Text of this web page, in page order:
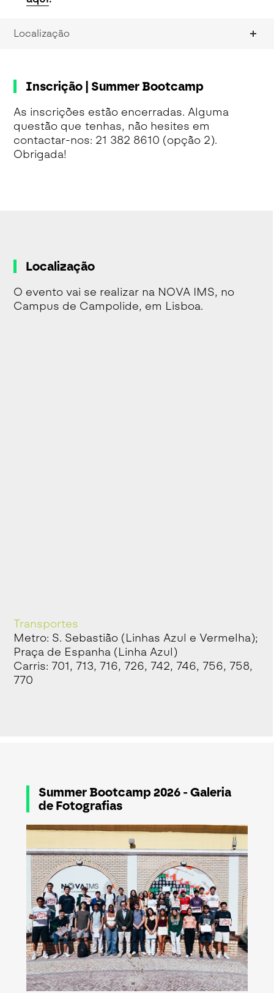
Localização
Inscrição | Summer Bootcamp
As inscrições estão encerradas. Alguma
questão que tenhas, não hesites em
contactar-nos: 21 382 8610 (opção 2).
Obrigada!
Localização
O evento vai se realizar na NOVA IMS, no
Campus de Campolide, em Lisboa.
Transportes
Metro: S. Sebastião (Linhas Azul e Vermelha);
Praça de Espanha (Linha Azul)
Carris: 701, 713, 716, 726, 742, 746, 756, 758,
770
Summer Bootcamp 2026 - Galeria
de Fotografias